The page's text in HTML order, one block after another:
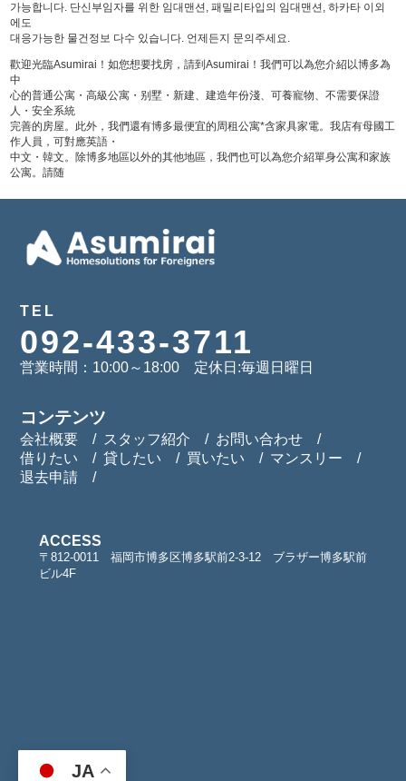
가능합니다. 단신부임자를 위한 임대맨션, 패밀리타입의 임대맨션, 하카타 이외
에도
대응가능한 물건정보 다수 있습니다. 언제든지 문의주세요.
歡迎光臨Asumirai！如您想要找房，請到Asumirai！我們可以為您介紹以博多為
中
心的普通公寓・高級公寓・别墅・新建、建造年份淺、可養寵物、不需要保證
人・安全系統
完善的房屋。此外，我們還有博多最便宜的周租公寓*含家具家電。我店有母國工
作人員，可對應英語・
中文・韓文。除博多地區以外的其他地區，我們也可以為您介紹單身公寓和家族
公寓。請随
TEL
092-433-3711
営業時間：10:00～18:00 定休日:毎週日曜日
コンテンツ
会社概要 スタッフ紹介
お問い合わせ
借りたい
貸したい 買いたい
マンスリー
退去申請
ACCESS
〒812-0011 福岡市博多区博多駅前2-3-12 ブラザー博多駅前
ビル4F
JA